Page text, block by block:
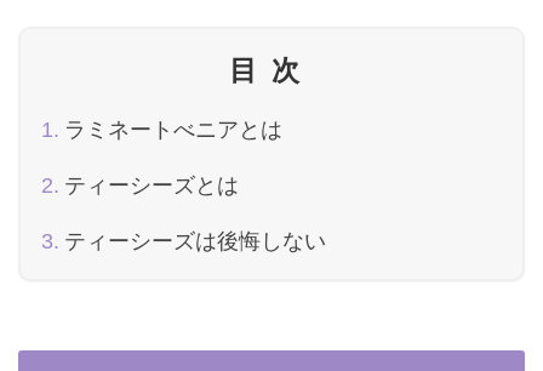
目次
ラミネートべニアとは
ティーシーズとは
ティーシーズは後悔しない